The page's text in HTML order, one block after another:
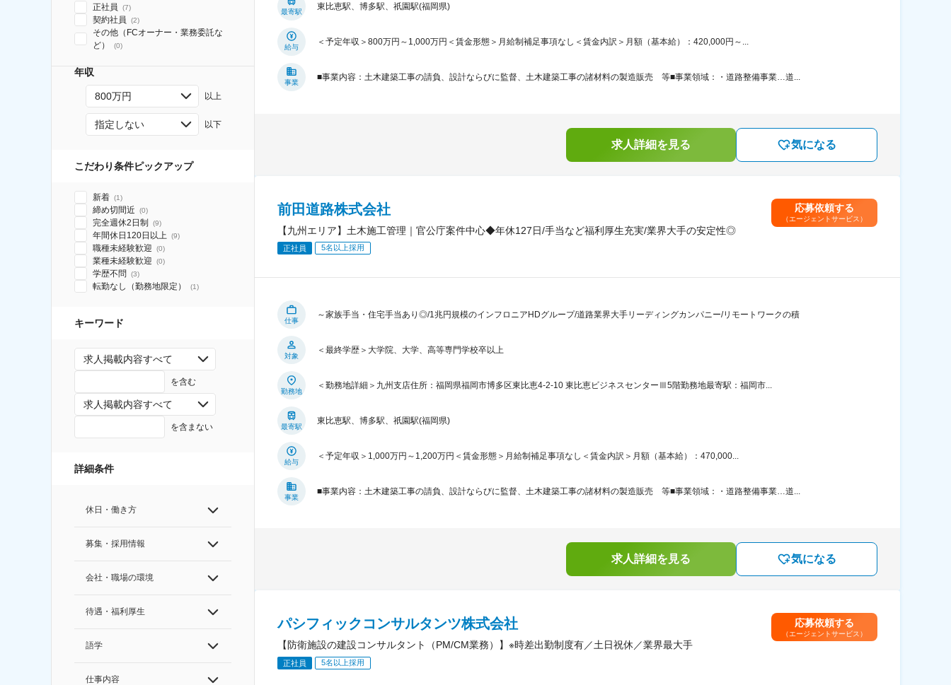
正社員 (7)
契約社員 (2)
その他（FCオーナー・業務委託な
ど）
(0)
年収
800万円 以上
指定しない 以下
こだわり条件ピックアップ
新着 (1)
締め切間近 (0)
完全週休2日制 (9)
年間休日120日以上 (9)
職種未経験歓迎 (0)
業種未経験歓迎 (0)
学歴不問 (3)
転勤なし（勤務地限定） (1)
キーワード
求人掲載内容すべて
を含む
求人掲載内容すべて
を含まない
詳細条件
休日・働き方
募集・採用情報
会社・職場の環境
待遇・福利厚生
語学
仕事内容
最寄駅
東比恵駅、博多駅、祇園駅(福岡県)
給与
＜予定年収＞800万円～1,000万円＜賃金形態＞月給制補足事項なし＜賃金内訳＞月額（基本給）：420,000円～...
事業
■事業内容：土木建築工事の請負、設計ならびに監督、土木建築工事の諸材料の製造販売 等■事業領域：・道路整備事業…道...
求人詳細を見る 気になる
前田道路株式会社
【九州エリア】土木施工管理｜官公庁案件中心◆年休127日/手当など福利厚生充実/業界大手の安定性◎
正社員 5名以上採用
応募依頼する
（エージェントサービス）
仕事
～家族手当・住宅手当あり◎/1兆円規模のインフロニアHDグループ/道路業界大手リーディングカンパニー/リモートワークの積
対象
＜最終学歴＞大学院、大学、高等専門学校卒以上
勤務地
＜勤務地詳細＞九州支店住所：福岡県福岡市博多区東比恵4-2-10 東比恵ビジネスセンターⅢ5階勤務地最寄駅：福岡市...
最寄駅
東比恵駅、博多駅、祇園駅(福岡県)
給与
＜予定年収＞1,000万円～1,200万円＜賃金形態＞月給制補足事項なし＜賃金内訳＞月額（基本給）：470,000...
事業
■事業内容：土木建築工事の請負、設計ならびに監督、土木建築工事の諸材料の製造販売 等■事業領域：・道路整備事業…道...
求人詳細を見る 気になる
パシフィックコンサルタンツ株式会社
【防衛施設の建設コンサルタント（PM/CM業務）】※時差出勤制度有／土日祝休／業界最大手
正社員 5名以上採用
応募依頼する
（エージェントサービス）